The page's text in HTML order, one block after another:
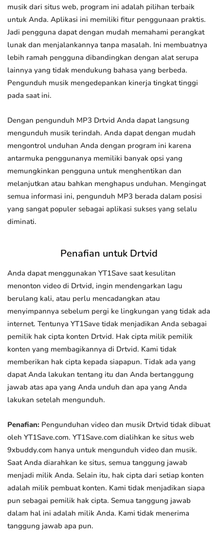
musik dari situs web, program ini adalah pilihan terbaik
untuk Anda. Aplikasi ini memiliki fitur penggunaan praktis.
Jadi pengguna dapat dengan mudah memahami perangkat
lunak dan menjalankannya tanpa masalah. Ini membuatnya
lebih ramah pengguna dibandingkan dengan alat serupa
lainnya yang tidak mendukung bahasa yang berbeda.
Pengunduh musik mengedepankan kinerja tingkat tinggi
pada saat ini.
Dengan pengunduh MP3 Drtvid Anda dapat langsung
mengunduh musik terindah. Anda dapat dengan mudah
mengontrol unduhan Anda dengan program ini karena
antarmuka penggunanya memiliki banyak opsi yang
memungkinkan pengguna untuk menghentikan dan
melanjutkan atau bahkan menghapus unduhan. Mengingat
semua informasi ini, pengunduh MP3 berada dalam posisi
yang sangat populer sebagai aplikasi sukses yang selalu
diminati.
Penafian untuk Drtvid
Anda dapat menggunakan YT1Save saat kesulitan
menonton video di Drtvid, ingin mendengarkan lagu
berulang kali, atau perlu mencadangkan atau
menyimpannya sebelum pergi ke lingkungan yang tidak ada
internet. Tentunya YT1Save tidak menjadikan Anda sebagai
pemilik hak cipta konten Drtvid. Hak cipta milik pemilik
konten yang membagikannya di Drtvid. Kami tidak
memberikan hak cipta kepada siapapun. Tidak ada yang
dapat Anda lakukan tentang itu dan Anda bertanggung
jawab atas apa yang Anda unduh dan apa yang Anda
lakukan setelah mengunduh.
Penafian: Pengunduhan video dan musik Drtvid tidak dibuat
oleh YT1Save.com. YT1Save.com dialihkan ke situs web
9xbuddy.com hanya untuk mengunduh video dan musik.
Saat Anda diarahkan ke situs, semua tanggung jawab
menjadi milik Anda. Selain itu, hak cipta dari setiap konten
adalah milik pembuat konten. Kami tidak menjadikan siapa
pun sebagai pemilik hak cipta. Semua tanggung jawab
dalam hal ini adalah milik Anda. Kami tidak menerima
tanggung jawab apa pun.